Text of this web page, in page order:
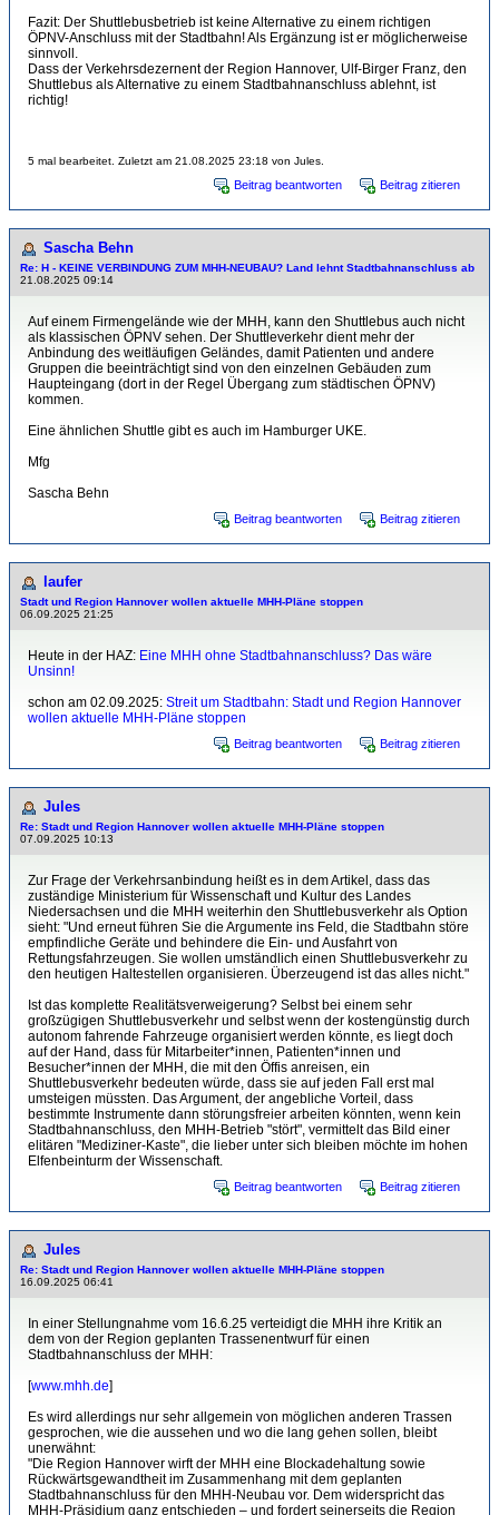
Fazit: Der Shuttlebusbetrieb ist keine Alternative zu einem richtigen
ÖPNV-Anschluss mit der Stadtbahn! Als Ergänzung ist er möglicherweise
sinnvoll.
Dass der Verkehrsdezernent der Region Hannover, Ulf-Birger Franz, den
Shuttlebus als Alternative zu einem Stadtbahnanschluss ablehnt, ist
richtig!
5 mal bearbeitet. Zuletzt am 21.08.2025 23:18 von Jules.
Beitrag beantworten Beitrag zitieren
Sascha Behn
Re: H - KEINE VERBINDUNG ZUM MHH-NEUBAU? Land lehnt Stadtbahnanschluss ab
21.08.2025 09:14
Auf einem Firmengelände wie der MHH, kann den Shuttlebus auch nicht
als klassischen ÖPNV sehen. Der Shuttleverkehr dient mehr der
Anbindung des weitläufigen Geländes, damit Patienten und andere
Gruppen die beeinträchtigt sind von den einzelnen Gebäuden zum
Haupteingang (dort in der Regel Übergang zum städtischen ÖPNV)
kommen.
Eine ähnlichen Shuttle gibt es auch im Hamburger UKE.
Mfg
Sascha Behn
Beitrag beantworten Beitrag zitieren
laufer
Stadt und Region Hannover wollen aktuelle MHH-Pläne stoppen
06.09.2025 21:25
Heute in der HAZ: Eine MHH ohne Stadtbahnanschluss? Das wäre
Unsinn!
schon am 02.09.2025: Streit um Stadtbahn: Stadt und Region Hannover
wollen aktuelle MHH-Pläne stoppen
Beitrag beantworten Beitrag zitieren
Jules
Re: Stadt und Region Hannover wollen aktuelle MHH-Pläne stoppen
07.09.2025 10:13
Zur Frage der Verkehrsanbindung heißt es in dem Artikel, dass das
zuständige Ministerium für Wissenschaft und Kultur des Landes
Niedersachsen und die MHH weiterhin den Shuttlebusverkehr als Option
sieht: "Und erneut führen Sie die Argumente ins Feld, die Stadtbahn störe
empfindliche Geräte und behindere die Ein- und Ausfahrt von
Rettungsfahrzeugen. Sie wollen umständlich einen Shuttlebusverkehr zu
den heutigen Haltestellen organisieren. Überzeugend ist das alles nicht."
Ist das komplette Realitätsverweigerung? Selbst bei einem sehr
großzügigen Shuttlebusverkehr und selbst wenn der kostengünstig durch
autonom fahrende Fahrzeuge organisiert werden könnte, es liegt doch
auf der Hand, dass für Mitarbeiter*innen, Patienten*innen und
Besucher*innen der MHH, die mit den Öffis anreisen, ein
Shuttlebusverkehr bedeuten würde, dass sie auf jeden Fall erst mal
umsteigen müssten. Das Argument, der angebliche Vorteil, dass
bestimmte Instrumente dann störungsfreier arbeiten könnten, wenn kein
Stadtbahnanschluss, den MHH-Betrieb "stört", vermittelt das Bild einer
elitären "Mediziner-Kaste", die lieber unter sich bleiben möchte im hohen
Elfenbeinturm der Wissenschaft.
Beitrag beantworten Beitrag zitieren
Jules
Re: Stadt und Region Hannover wollen aktuelle MHH-Pläne stoppen
16.09.2025 06:41
In einer Stellungnahme vom 16.6.25 verteidigt die MHH ihre Kritik an
dem von der Region geplanten Trassenentwurf für einen
Stadtbahnanschluss der MHH:
[www.mhh.de]
Es wird allerdings nur sehr allgemein von möglichen anderen Trassen
gesprochen, wie die aussehen und wo die lang gehen sollen, bleibt
unerwähnt:
"Die Region Hannover wirft der MHH eine Blockadehaltung sowie
Rückwärtsgewandtheit im Zusammenhang mit dem geplanten
Stadtbahnanschluss für den MHH-Neubau vor. Dem widerspricht das
MHH-Präsidium ganz entschieden – und fordert seinerseits die Region